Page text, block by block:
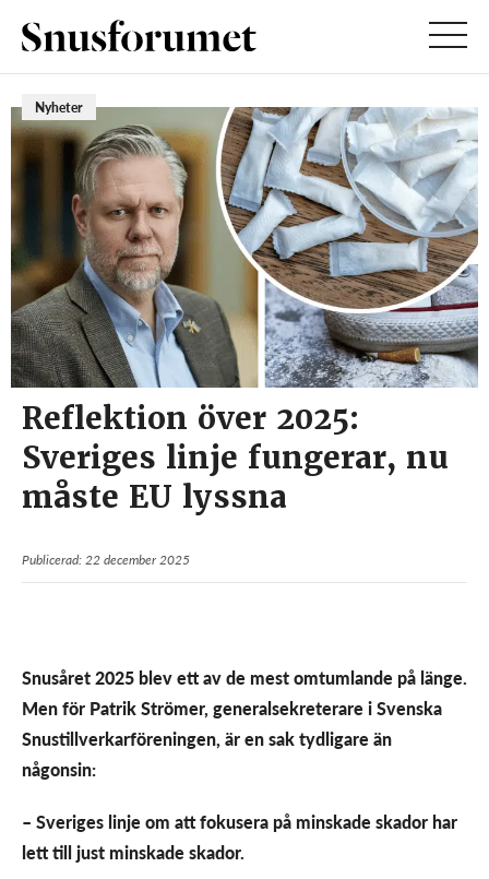
Nyheter
Reflektion över 2025:
Sveriges linje fungerar, nu
måste EU lyssna
Publicerad: 22 december 2025
Snusåret 2025 blev ett av de mest omtumlande på länge.
Men för Patrik Strömer, generalsekreterare i Svenska
Snustillverkarföreningen, är en sak tydligare än
någonsin:
– Sveriges linje om att fokusera på minskade skador har
lett till just minskade skador.